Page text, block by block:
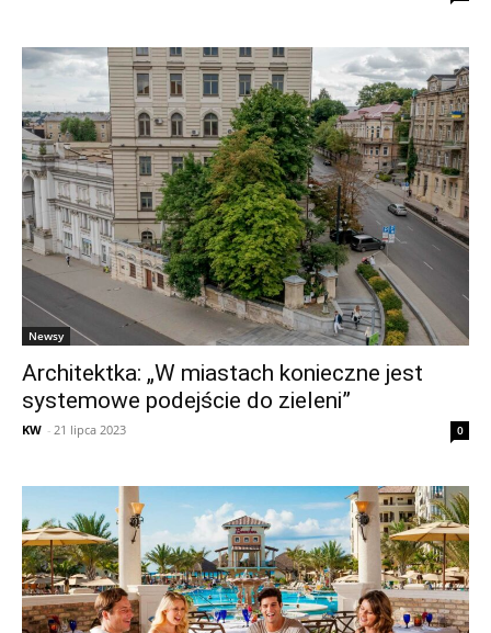
Newsy
Architektka: „W miastach konieczne jest
systemowe podejście do zieleni”
KW - 21 lipca 2023 0